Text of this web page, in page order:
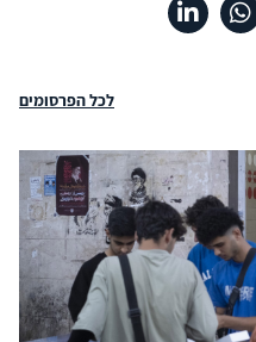
לכל הפרסומים